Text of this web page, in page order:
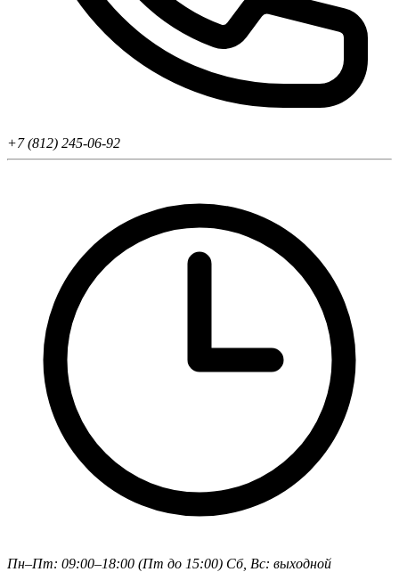
+7 (812) 245-06-92
Пн–Пт: 09:00–18:00 (Пт до 15:00) Сб, Вс: выходной